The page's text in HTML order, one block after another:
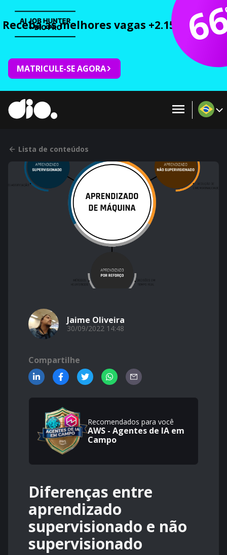
Receba as melhores vagas +2.150 cursos
MATRICULE-SE AGORA
Lista de conteúdos
Jaime Oliveira
30/09/2022 14:48
Compartilhe
Recomendados para você
AWS - Agentes de IA em
Campo
Diferenças entre
aprendizado
supervisionado e não
supervisionado